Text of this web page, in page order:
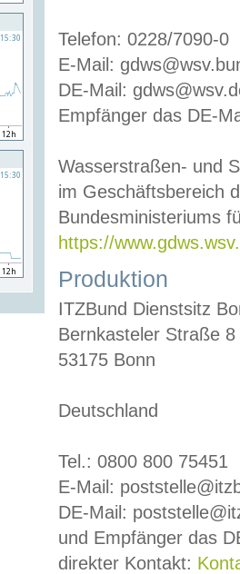
Telefon: 0228/7090-0
E-Mail:
DE-Mail:
Empfänger das DE-
Wasserstraßen- und
im Geschäftsbereich
Bundesministeriums
https://
Produktion
ITZBund Dienstsitz
Bernkasteler Straße 8
53175 Bonn
Deutschland
Tel.: 0800 800 75451
E-Mail:
DE-Mail:
und Empfänger das
direkter Kontakt: